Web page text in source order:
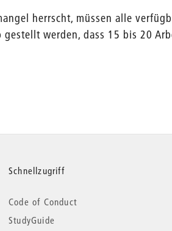
herrscht, müssen alle
gestellt werden, dass 15 bis 20
Schnellzugriff
Code of Conduct
StudyGuide